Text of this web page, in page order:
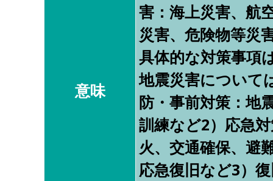
意味
害：海上災害、航
災害、危険物等災
具体的な対策事項
地震災害について
防・事前対策：地
訓練など2）応急
火、交通確保、避
応急復旧など3）